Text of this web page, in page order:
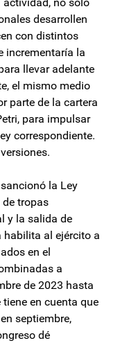
desarrollen
con distintos
incrementaría la
llevar adelante
el mismo medio
parte de la cartera
para impulsar
correspondiente.
la Ley
tropas
y la salida de
habilita al ejército a
en el
a
de 2023 hasta
en cuenta que
septiembre,
dé